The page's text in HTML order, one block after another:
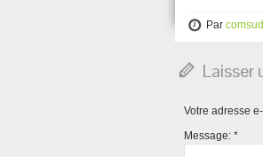
Par comsud
Laisser
Votre adresse
Message: *